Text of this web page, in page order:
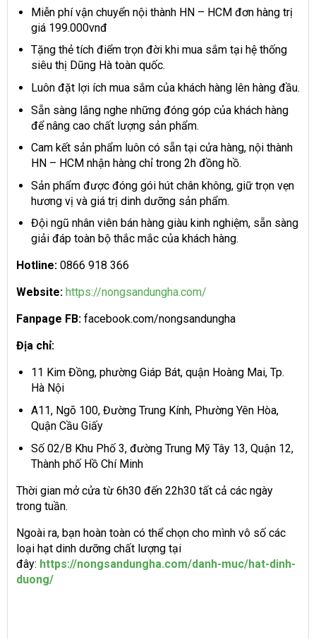
Miễn phí vận chuyển nội thành HN – HCM đơn hàng trị
giá 199.000vnđ
Tặng thẻ tích điểm trọn đời khi mua sắm tại hệ thống
siêu thị Dũng Hà toàn quốc.
Luôn đặt lợi ích mua sắm của khách hàng lên hàng đầu.
Sẵn sàng lắng nghe những đóng góp của khách hàng
để nâng cao chất lượng sản phẩm.
Cam kết sản phẩm luôn có sẵn tại cửa hàng, nội thành
HN – HCM nhận hàng chỉ trong 2h đồng hồ.
Sản phẩm được đóng gói hút chân không, giữ trọn vẹn
hương vị và giá trị dinh dưỡng sản phẩm.
Đội ngũ nhân viên bán hàng giàu kinh nghiệm, sẵn sàng
giải đáp toàn bộ thắc mắc của khách hàng.
Hotline: 0866 918 366
Website: https://nongsandungha.com/
Fanpage FB: facebook.com/nongsandungha
Địa chỉ:
11 Kim Đồng, phường Giáp Bát, quận Hoàng Mai, Tp.
Hà Nội
A11, Ngõ 100, Đường Trung Kính, Phường Yên Hòa,
Quận Cầu Giấy
Số 02/B Khu Phố 3, đường Trung Mỹ Tây 13, Quận 12,
Thành phố Hồ Chí Minh
Thời gian mở cửa từ 6h30 đến 22h30 tất cả các ngày
trong tuần.
Ngoài ra, bạn hoàn toàn có thể chọn cho mình vô số các
loại hạt dinh dưỡng chất lượng tại
đây: https://nongsandungha.com/danh-muc/hat-dinh-
duong/